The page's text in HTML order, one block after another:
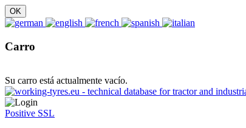
Carro
Su carro está actualmente vacío.
Positive SSL